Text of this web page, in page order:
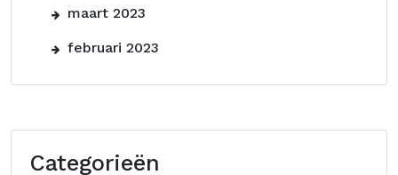
maart 2023
februari 2023
Categorieën